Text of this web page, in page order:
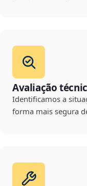
Avaliação
Identificamos a
forma mais segura